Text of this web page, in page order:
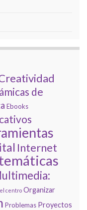
de
Ebooks
Internet
centro Organizar
Problemas Proyectos